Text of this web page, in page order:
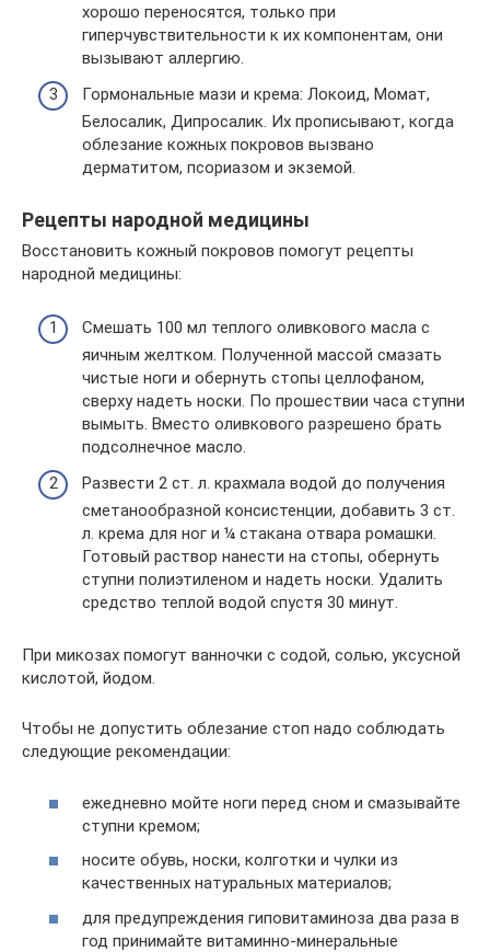
хорошо переносятся, только при
гиперчувствительности к их компонентам, они
вызывают аллергию.
Гормональные мази и крема: Локоид, Момат,
Белосалик, Дипросалик. Их прописывают, когда
облезание кожных покровов вызвано
дерматитом, псориазом и экземой.
Рецепты народной медицины
Восстановить кожный покровов помогут рецепты
народной медицины:
Смешать 100 мл теплого оливкового масла с
яичным желтком. Полученной массой смазать
чистые ноги и обернуть стопы целлофаном,
сверху надеть носки. По прошествии часа ступни
вымыть. Вместо оливкового разрешено брать
подсолнечное масло.
Развести 2 ст. л. крахмала водой до получения
сметанообразной консистенции, добавить 3 ст.
л. крема для ног и ¼ стакана отвара ромашки.
Готовый раствор нанести на стопы, обернуть
ступни полиэтиленом и надеть носки. Удалить
средство теплой водой спустя 30 минут.
При микозах помогут ванночки с содой, солью, уксусной
кислотой, йодом.
Чтобы не допустить облезание стоп надо соблюдать
следующие рекомендации:
ежедневно мойте ноги перед сном и смазывайте
ступни кремом;
носите обувь, носки, колготки и чулки из
качественных натуральных материалов;
для предупреждения гиповитаминоза два раза в
год принимайте витаминно-минеральные